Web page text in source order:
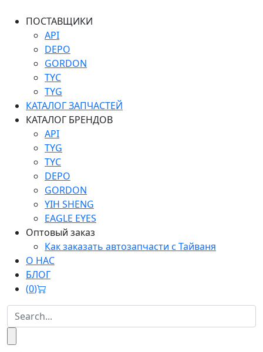
ПОСТАВЩИКИ
API
DEPO
GORDON
TYC
TYG
КАТАЛОГ ЗАПЧАСТЕЙ
КАТАЛОГ БРЕНДОВ
API
TYG
TYC
DEPO
GORDON
YIH SHENG
EAGLE EYES
Оптовый заказ
Как заказать автозапчасти с Тайваня
О НАС
БЛОГ
(0)